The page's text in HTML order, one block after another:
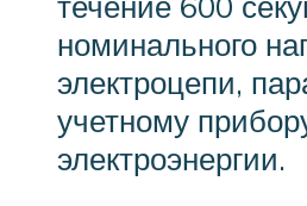
номинального
электроцепи,
учетному
электроэнергии.